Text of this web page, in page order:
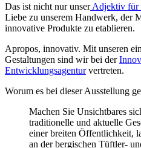
Das ist nicht nur unserAdjektiv für
Liebe zu unserem Handwerk, der
innovative Produkte zu etablieren.
Apropos, innovativ. Mit unseren
Gestaltungen sind wir bei der
Entwicklungsagenturvertreten.
Worum es bei dieser Ausstellung
Machen Sie Unsichtbares
traditionelle und aktuelle
einer breiten Öffentlichkeit,
an der bergischen Tüftler-